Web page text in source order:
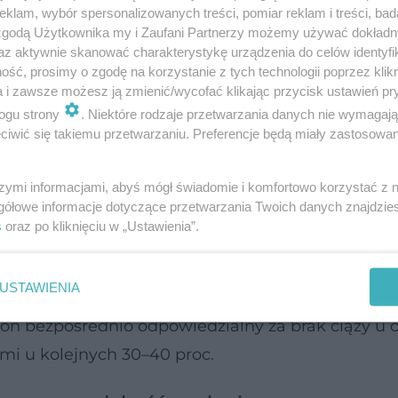
jest kobieta. Równie często – i coraz
bezpośrednio odpowiedzialny za brak ciąży u
u kolejnych 30–40 proc.
wybór spersonalizowanych treści, pomiar reklam i treści,
Użytkownika my i Zaufani Partnerzy możemy używać
aktywnie skanować charakterystykę urządzenia do celów
prosimy o zgodę na korzystanie z tych technologii poprzez
i zawsze możesz ją zmienić/wycofać klikając przycisk ustawień
strony
. Niektóre rodzaje przetwarzania danych nie
się takiemu przetwarzaniu. Preferencje będą miały
informacjami, abyś mógł świadomie i komfortowo korzystać z
informacje dotyczące przetwarzania Twoich danych
oraz po kliknięciu w „Ustawienia”.
USTAWIENIA